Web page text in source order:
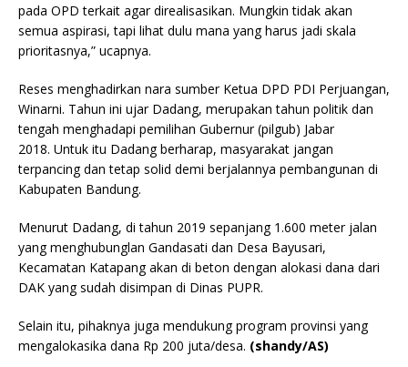
pada OPD terkait agar direalisasikan. Mungkin tidak akan
semua aspirasi, tapi lihat dulu mana yang harus jadi skala
prioritasnya,” ucapnya.
Reses menghadirkan nara sumber Ketua DPD PDI Perjuangan,
Winarni. Tahun ini ujar Dadang, merupakan tahun politik dan
tengah menghadapi pemilihan Gubernur (pilgub) Jabar
2018. Untuk itu Dadang berharap, masyarakat jangan
terpancing dan tetap solid demi berjalannya pembangunan di
Kabupaten Bandung.
Menurut Dadang, di tahun 2019 sepanjang 1.600 meter jalan
yang menghubunglan Gandasati dan Desa Bayusari,
Kecamatan Katapang akan di beton dengan alokasi dana dari
DAK yang sudah disimpan di Dinas PUPR.
Selain itu, pihaknya juga mendukung program provinsi yang
mengalokasika dana Rp 200 juta/desa. (shandy/AS)